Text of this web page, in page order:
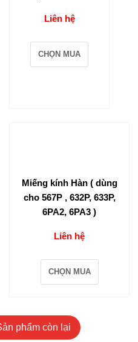
Liên hệ
CHỌN MUA
Miếng kính Hàn ( dùng
cho 567P , 632P, 633P,
6PA2, 6PA3 )
Liên hệ
CHỌN MUA
phẩm còn lại